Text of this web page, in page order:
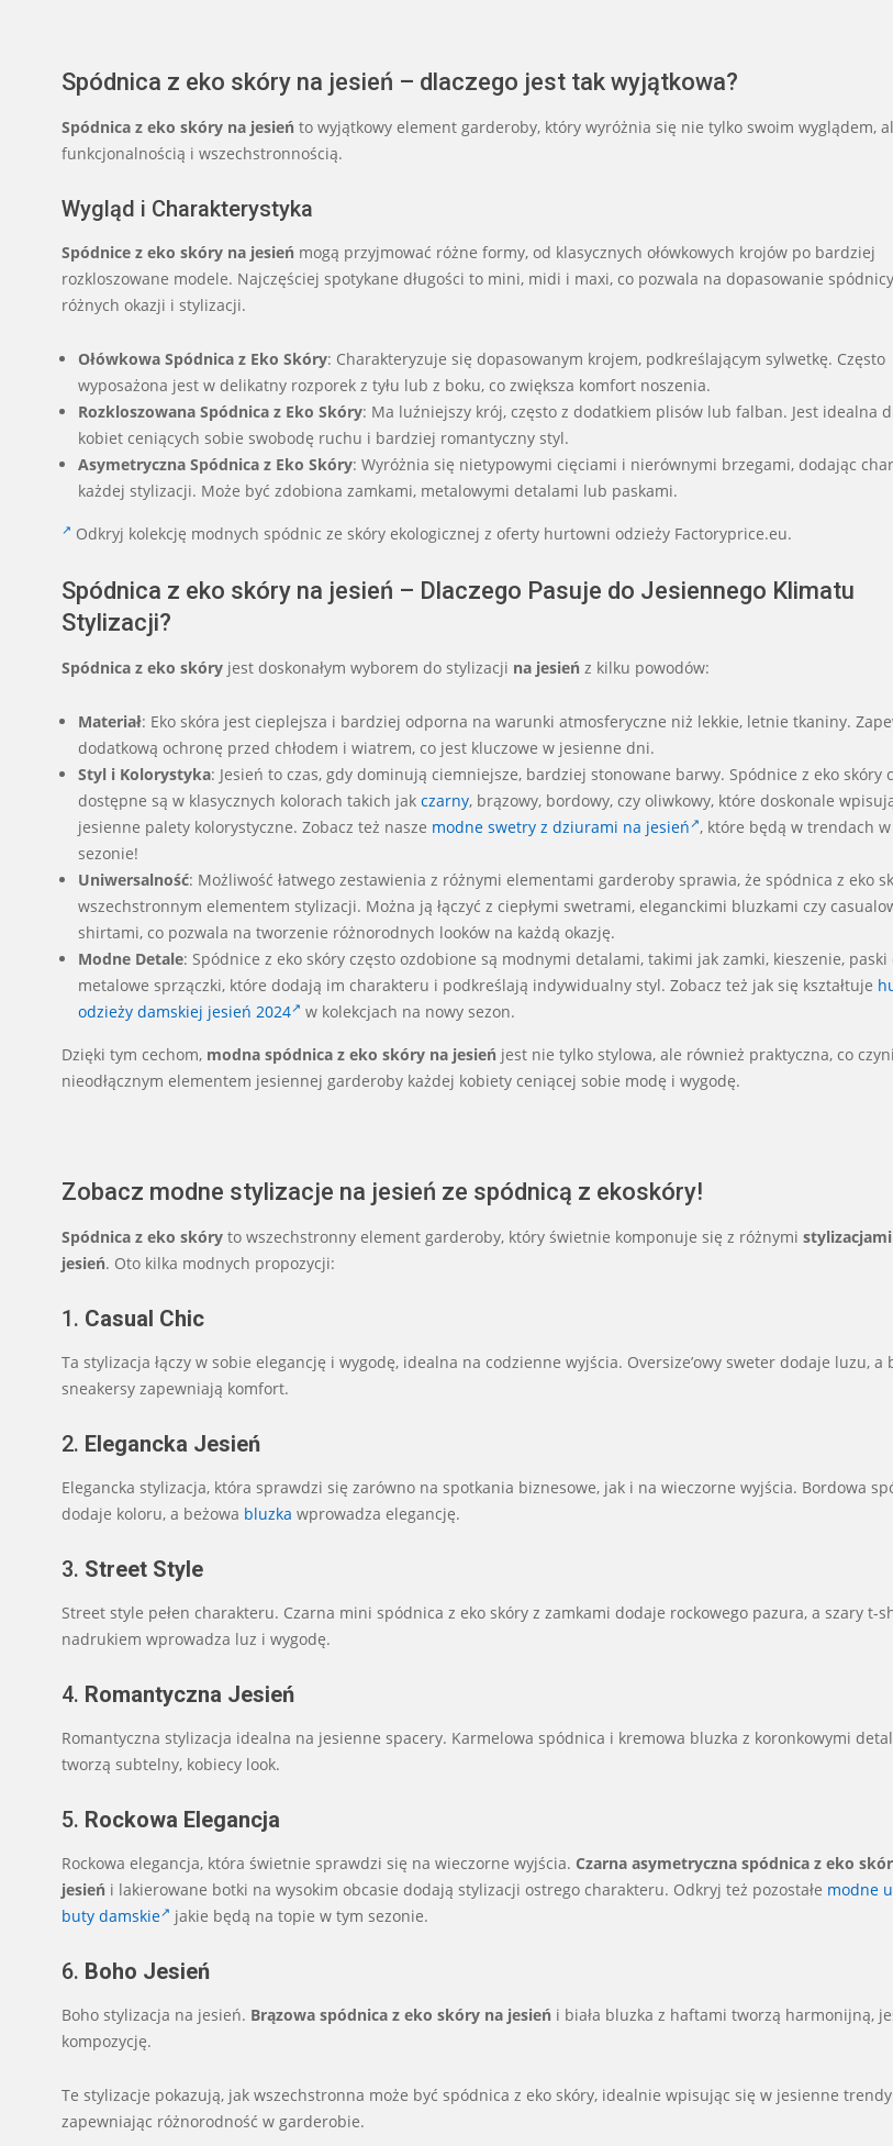
Spódnica z eko skóry na jesień – dlaczego jest tak wyjątkowa?
Spódnica z eko skóry na jesień to wyjątkowy element garderoby, który wyróżnia się nie tylko swoim wyglądem,
funkcjonalnością i wszechstronnością.
Wygląd i Charakterystyka
Spódnice z eko skóry na jesień mogą przyjmować różne formy, od klasycznych ołówkowych krojów po bardziej
rozkloszowane modele. Najczęściej spotykane długości to mini, midi i maxi, co pozwala na dopasowanie
różnych okazji i stylizacji.
Ołówkowa Spódnica z Eko Skóry: Charakteryzuje się dopasowanym krojem, podkreślającym sylwetkę. Często
wyposażona jest w delikatny rozporek z tyłu lub z boku, co zwiększa komfort noszenia.
Rozkloszowana Spódnica z Eko Skóry: Ma luźniejszy krój, często z dodatkiem plisów lub falban. Jest idealna
kobiet ceniących sobie swobodę ruchu i bardziej romantyczny styl.
Asymetryczna Spódnica z Eko Skóry: Wyróżnia się nietypowymi cięciami i nierównymi brzegami, dodając
każdej stylizacji. Może być zdobiona zamkami, metalowymi detalami lub paskami.
Odkryj kolekcję modnych spódnic ze skóry ekologicznej z oferty hurtowni odzieży Factoryprice.eu.
Spódnica z eko skóry na jesień – Dlaczego Pasuje do Jesiennego Klimatu
Stylizacji?
Spódnica z eko skóry jest doskonałym wyborem do stylizacji na jesień z kilku powodów:
Materiał: Eko skóra jest cieplejsza i bardziej odporna na warunki atmosferyczne niż lekkie, letnie tkaniny.
dodatkową ochronę przed chłodem i wiatrem, co jest kluczowe w jesienne dni.
Styl i Kolorystyka: Jesień to czas, gdy dominują ciemniejsze, bardziej stonowane barwy. Spódnice z eko skóry
dostępne są w klasycznych kolorach takich jak czarny, brązowy, bordowy, czy oliwkowy, które doskonale
jesienne palety kolorystyczne. Zobacz też nasze modne swetry z dziurami na jesień , które będą w trendach
sezonie!
Uniwersalność: Możliwość łatwego zestawienia z różnymi elementami garderoby sprawia, że spódnica z eko
wszechstronnym elementem stylizacji. Można ją łączyć z ciepłymi swetrami, eleganckimi bluzkami czy
shirtami, co pozwala na tworzenie różnorodnych looków na każdą okazję.
Modne Detale: Spódnice z eko skóry często ozdobione są modnymi detalami, takimi jak zamki, kieszenie, paski
metalowe sprzączki, które dodają im charakteru i podkreślają indywidualny styl. Zobacz też jak się kształtuje
odzieży damskiej jesień 2024
w kolekcjach na nowy sezon.
Dzięki tym cechom, modna spódnica z eko skóry na jesień jest nie tylko stylowa, ale również praktyczna, co
nieodłącznym elementem jesiennej garderoby każdej kobiety ceniącej sobie modę i wygodę.
Zobacz modne stylizacje na jesień ze spódnicą z ekoskóry!
Spódnica z eko skóry to wszechstronny element garderoby, który świetnie komponuje się z różnymi
jesień. Oto kilka modnych propozycji:
1. Casual Chic
Ta stylizacja łączy w sobie elegancję i wygodę, idealna na codzienne wyjścia. Oversize’owy sweter dodaje luzu, a
sneakersy zapewniają komfort.
2. Elegancka Jesień
Elegancka stylizacja, która sprawdzi się zarówno na spotkania biznesowe, jak i na wieczorne wyjścia. Bordowa
dodaje koloru, a beżowa bluzka wprowadza elegancję.
3. Street Style
Street style pełen charakteru. Czarna mini spódnica z eko skóry z zamkami dodaje rockowego pazura, a szary t-
nadrukiem wprowadza luz i wygodę.
4. Romantyczna Jesień
Romantyczna stylizacja idealna na jesienne spacery. Karmelowa spódnica i kremowa bluzka z koronkowymi
tworzą subtelny, kobiecy look.
5. Rockowa Elegancja
Rockowa elegancja, która świetnie sprawdzi się na wieczorne wyjścia. Czarna asymetryczna spódnica z eko
jesień i lakierowane botki na wysokim obcasie dodają stylizacji ostrego charakteru. Odkryj też pozostałe modne
buty damskie
jakie będą na topie w tym sezonie.
6. Boho Jesień
Boho stylizacja na jesień. Brązowa spódnica z eko skóry na jesień i biała bluzka z haftami tworzą harmonijną,
kompozycję.
Te stylizacje pokazują, jak wszechstronna może być spódnica z eko skóry, idealnie wpisując się w jesienne
zapewniając różnorodność w garderobie.